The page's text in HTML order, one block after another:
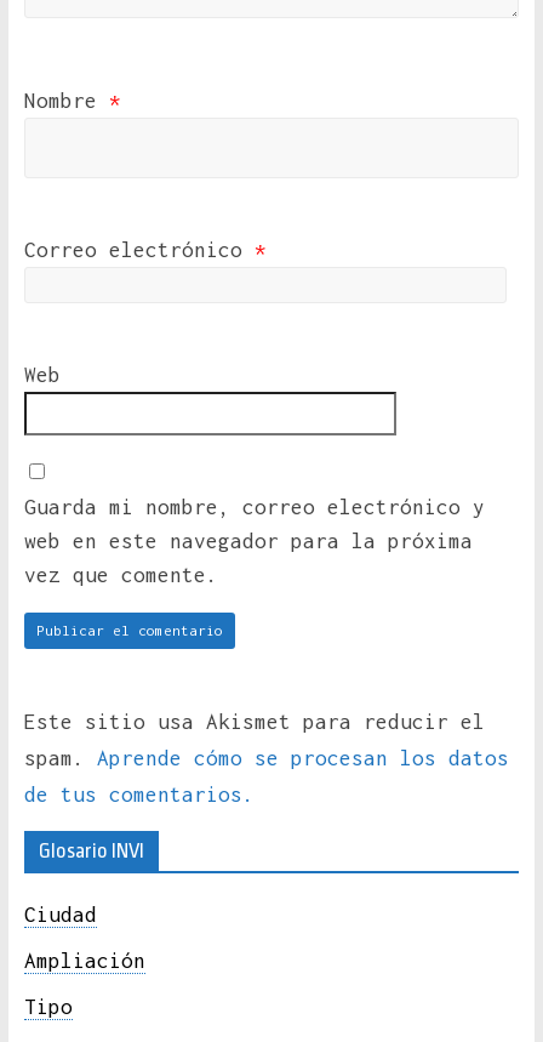
Nombre *
Correo electrónico *
Web
Guarda mi nombre, correo electrónico y
web en este navegador para la próxima
vez que comente.
Este sitio usa Akismet para reducir el
spam. Aprende cómo se procesan los datos
de tus comentarios.
Glosario INVI
Ciudad
Ampliación
Tipo